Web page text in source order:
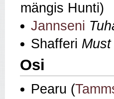
mängis Hunti)
Jannseni
Shafferi
Osi
Pearu (